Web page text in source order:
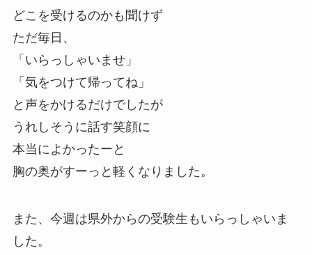
どこを受けるのかも聞けず
ただ毎日、
「いらっしゃいませ」
「気をつけて帰ってね」
と声をかけるだけでしたが
うれしそうに話す笑顔に
本当によかったーと
胸の奥がすーっと軽くなりました。
また、今週は県外からの受験生もいらっしゃいま
した。